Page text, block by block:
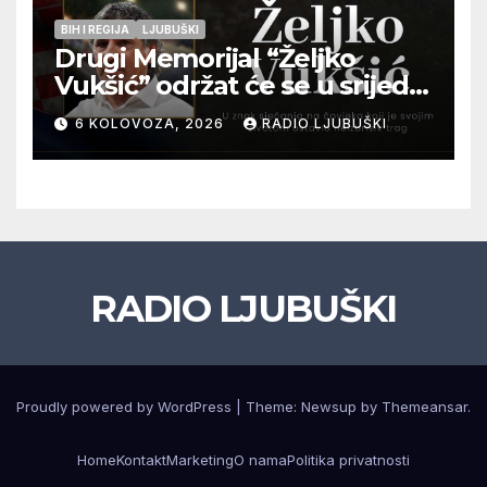
BIH I REGIJA LJUBUŠKI
Drugi Memorijal “Željko
Vukšić” održat će se u srijedu
12. kolovoza u Otoku
6 KOLOVOZA, 2026 RADIO LJUBUŠKI
RADIO LJUBUŠKI
Proudly powered by WordPress Theme: Newsup by Themeansar.
HomeKontaktMarketingO namaPolitika privatnosti